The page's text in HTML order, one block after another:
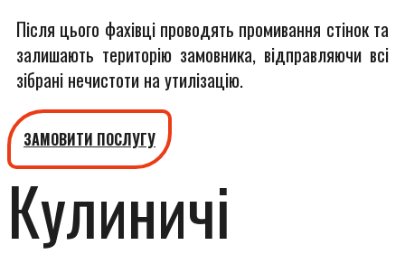
Після цього фахівці проводять промивання стінок та
залишають територію замовника, відправляючи всі
зібрані нечистоти на утилізацію.
ЗАМОВИТИ ПОСЛУГУ
Кулиничі